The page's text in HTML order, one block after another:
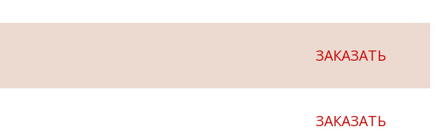
ЗАКАЗАТЬ
ЗАКАЗАТЬ